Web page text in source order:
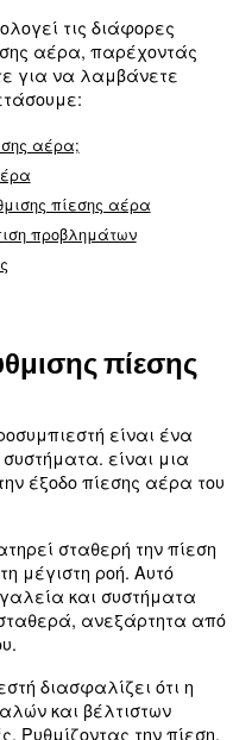
συστημάτων, η
ρόλο στη
λειτουργίας.
περίεργος
των βαλβίδων
σας και την
αξιολογεί τις
πίεσης αέρα,
για να
πίεσης αέρα;
αέρα
ρύθμισης πίεσης
ρύθμισης